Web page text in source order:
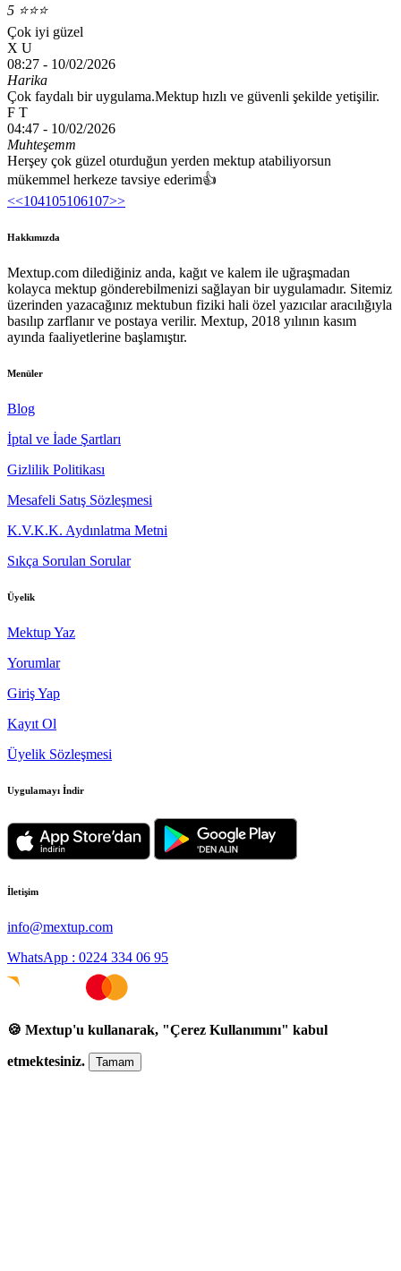
5 ⭐️⭐️⭐️
Çok iyi güzel
X U
08:27 - 10/02/2026
Harika
Çok faydalı bir uygulama.Mektup hızlı ve güvenli şekilde yetişilir.
F T
04:47 - 10/02/2026
Muhteşemm
Herşey çok güzel oturduğun yerden mektup atabiliyorsun
mükemmel herkeze tavsiye ederim👍
<<104105106107>>
Hakkımızda
Mextup.com dilediğiniz anda, kağıt ve kalem ile uğraşmadan
kolayca mektup gönderebilmenizi sağlayan bir uygulamadır. Sitemiz
üzerinden yazacağınız mektubun fiziki hali özel yazıcılar aracılığıyla
basılıp zarflanır ve postaya verilir. Mextup, 2018 yılının kasım
ayında faaliyetlerine başlamıştır.
Menüler
Blog
İptal ve İade Şartları
Gizlilik Politikası
Mesafeli Satış Sözleşmesi
K.V.K.K. Aydınlatma Metni
Sıkça Sorulan Sorular
Üyelik
Mektup Yaz
Yorumlar
Giriş Yap
Kayıt Ol
Üyelik Sözleşmesi
Uygulamayı İndir
İletişim
info@mextup.com
WhatsApp : 0224 334 06 95
🍪 Mextup'u kullanarak, "Çerez Kullanımını" kabul
etmektesiniz. Tamam